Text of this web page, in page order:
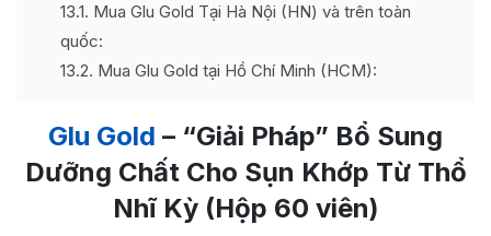
13.1 Mua Glu Gold Tại Hà Nội (HN) và trên toàn
quốc:
13.2 Mua Glu Gold tại Hồ Chí Minh (HCM):
Glu Gold – “Giải Pháp” Bổ Sung
Dưỡng Chất Cho Sụn Khớp Từ Thổ
Nhĩ Kỳ (Hộp 60 viên)